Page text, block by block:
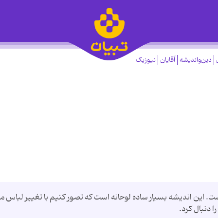
دین‌واندیشه آقایان نیوزیک
اندیشه بسیار ساده لوحانه است که تصور کنیم با تغییر لباس
دنبال کرد.